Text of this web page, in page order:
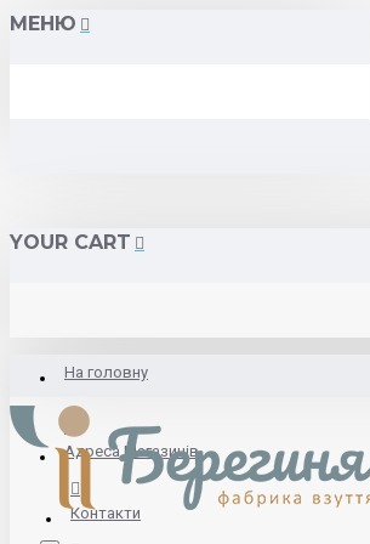
МЕНЮ
YOUR CART
На головну
Адреса Магазинів
Контакти